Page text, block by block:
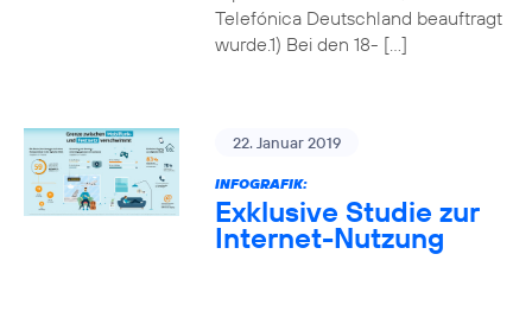
Telefónica Deutschland beauftragt
wurde.1) Bei den 18- […]
22. Januar 2019
INFOGRAFIK:
Exklusive Studie zur
Internet-Nutzung